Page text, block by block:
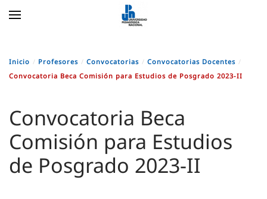
Inicio Profesores Convocatorias
Convocatorias Docentes
Convocatoria Beca Comisión para Estudios de Posgrado 2023-II
Convocatoria Beca
Comisión para Estudios
de Posgrado 2023-II